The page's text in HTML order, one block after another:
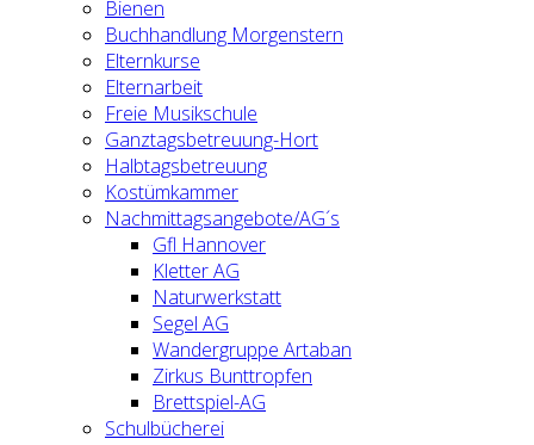
Bienen
Buchhandlung Morgenstern
Elternkurse
Elternarbeit
Freie Musikschule
Ganztagsbetreuung-Hort
Halbtagsbetreuung
Kostümkammer
Nachmittagsangebote/AG´s
Gfl Hannover
Kletter AG
Naturwerkstatt
Segel AG
Wandergruppe Artaban
Zirkus Bunttropfen
Brettspiel-AG
Schulbücherei